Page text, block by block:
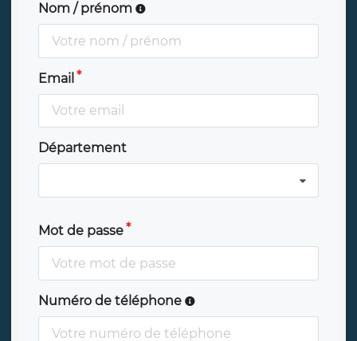
Nom / prénom
Email
Département
Mot de passe
Numéro de téléphone